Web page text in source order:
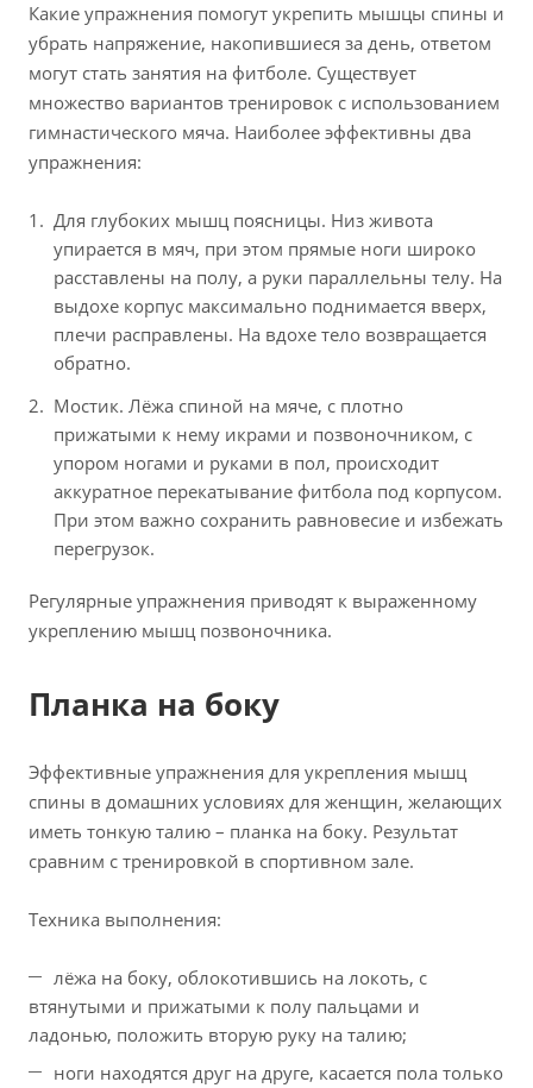
Какие упражнения помогут укрепить мышцы спины и
убрать напряжение, накопившиеся за день, ответом
могут стать занятия на фитболе. Существует
множество вариантов тренировок с использованием
гимнастического мяча. Наиболее эффективны два
упражнения:
Для глубоких мышц поясницы. Низ живота
упирается в мяч, при этом прямые ноги широко
расставлены на полу, а руки параллельны телу. На
выдохе корпус максимально поднимается вверх,
плечи расправлены. На вдохе тело возвращается
обратно.
Мостик. Лёжа спиной на мяче, с плотно
прижатыми к нему икрами и позвоночником, с
упором ногами и руками в пол, происходит
аккуратное перекатывание фитбола под корпусом.
При этом важно сохранить равновесие и избежать
перегрузок.
Регулярные упражнения приводят к выраженному
укреплению мышц позвоночника.
Планка на боку
Эффективные упражнения для укрепления мышц
спины в домашних условиях для женщин, желающих
иметь тонкую талию – планка на боку. Результат
сравним с тренировкой в спортивном зале.
Техника выполнения:
лёжа на боку, облокотившись на локоть, с
втянутыми и прижатыми к полу пальцами и
ладонью, положить вторую руку на талию;
ноги находятся друг на друге, касается пола только